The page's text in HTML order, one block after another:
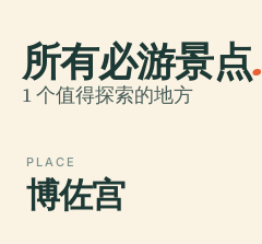
所有必游景点.
1 个值得探索的地方
PLACE
博佐宫